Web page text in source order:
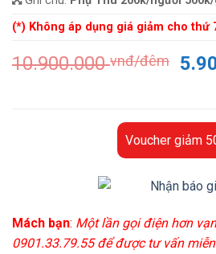
(*) Không áp dụng giá giảm cho thứ
10.900.000vnđ/đêm
Giá
Voucher giảm
Mách bạn: Một lần gọi điện hơn
0901.33.79.55 để được tư vấn